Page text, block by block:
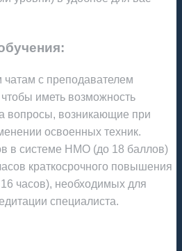
чатам с преподавателем
иметь возможность
вопросы, возникающие при
освоенных техник.
в системе НМО (до 18 баллов)
краткосрочного повышения
часов), необходимых для
специалиста.